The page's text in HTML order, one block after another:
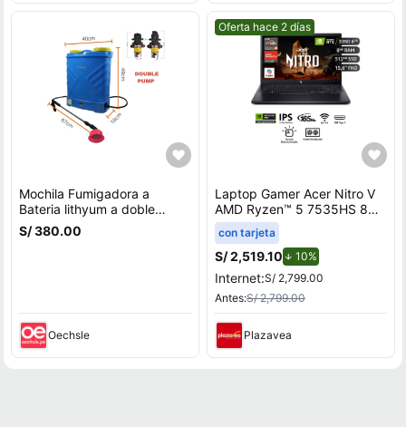
Mochila Fumigadora a
Bateria lithyum a doble
bomba
S/ 380.00
Oechsle
Mejor precio.
Oferta hace 2 días
Laptop Gamer Acer Nitro V
AMD Ryzen™ 5 7535HS 8GB
RAM 512GB SSD 15.6"" RTX
3050
con tarjeta
S/ 2,519.10 10%de descuento.
Internet:S/ 2,799.00
Antes:S/ 2,799.00
Plazavea